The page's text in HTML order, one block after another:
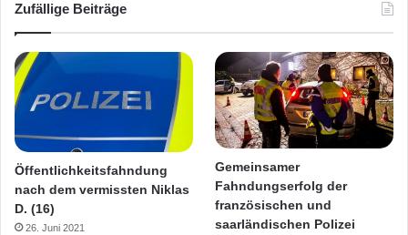
Zufällige Beiträge
Öffentlichkeitsfahndung
nach dem vermissten Niklas
D. (16)
26. Juni 2021
Gemeinsamer
Fahndungserfolg der
französischen und
saarländischen Polizei